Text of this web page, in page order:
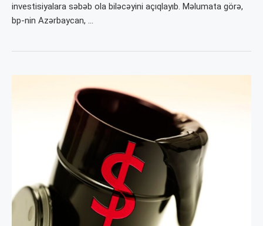
investisiyalara səbəb ola biləcəyini açıqlayıb. Məlumata görə,
bp-nin Azərbaycan, …